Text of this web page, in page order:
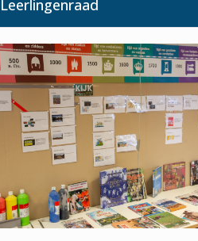
Leerlingenraad